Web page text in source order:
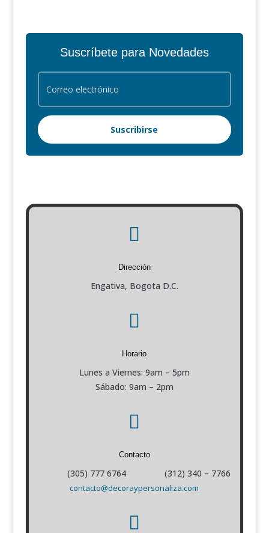
Suscríbete para Novedades
Suscribirse

Dirección
Engativa, Bogota D.C.

Horario
Lunes a Viernes: 9am – 5pm
Sábado: 9am – 2pm

Contacto
(305) 777 6764 (312) 340 – 7766
contacto@decoraypersonaliza.com
